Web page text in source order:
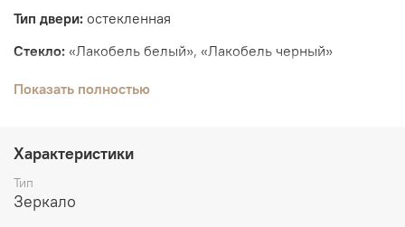
Тип двери: остекленная
Стекло: «Лакобель белый», «Лакобель черный»
Толщина полотна:36 мм
Строение двери:Царговые двери сборно-разборной
конструкции, стоевые цельнозаполнены бруском
хвойных пород
Дополнительно:
Показать полностью
Характеристики
Тип
Зеркало